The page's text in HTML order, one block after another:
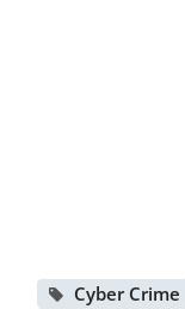
Cyber Crime